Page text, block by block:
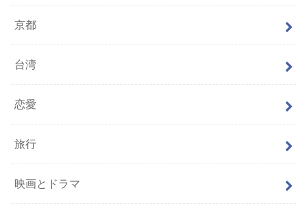
京都
台湾
恋愛
旅行
映画とドラマ